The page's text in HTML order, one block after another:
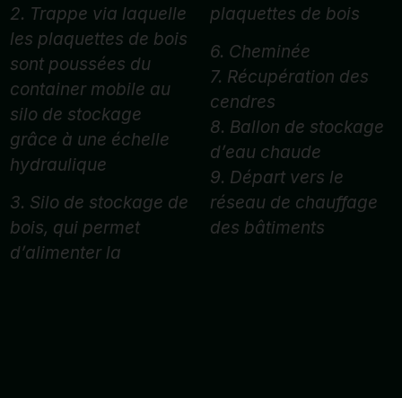
2. Trappe via laquelle
les plaquettes de bois
sont poussées du
container mobile au
silo de stockage
grâce à une échelle
hydraulique
3. Silo de stockage de
bois, qui permet
d’alimenter la
plaquettes de bois
6. Cheminée
7. Récupération des
cendres
8. Ballon de stockage
d’eau chaude
9. Départ vers le
réseau de chauffage
des bâtiments